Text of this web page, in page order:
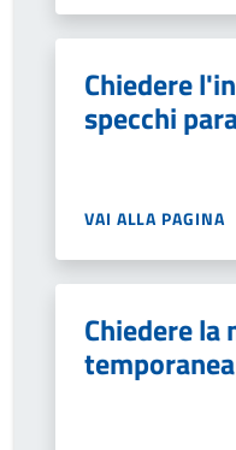
Chiedere
specchi
VAI ALLA PAGINA
Chiedere la